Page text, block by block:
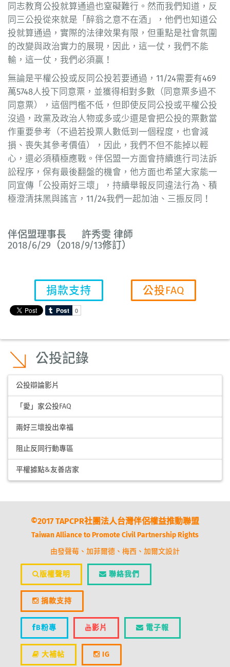
同志教育公投就算通過也窒礙難行。然而我們知道，反
同三公投從來就是「醉翁之意不在酒」，他們也知道公
投就算通過，實際的法律效果有限，但重點是社會氛圍
的改變與政治實力的展現，因此，這一仗，我們不能
輸，這一仗，我們必須贏！
無論是平權公投或反同公投若要通過，11/24需要有469
萬5748人投下同意票，並獲得相對多數（同意票多過不
同意票），這個門檻不低，但即使反同公投或平權公投
沒過，政黨及政治人物或多或少還是會把公投的票數當
作重要參考（不過若投票人數低到一個程度，也會減
損、喪失其參考價值），因此，我們不但不能掉以輕
心，還必須積極應戰。伴侶盟一方面會持續進行司法訴
訟程序，保有最後翻盤的機會，他方面也希望大家能一
同宣傳「公投兩好三壞」，持續舉報反同違法行為、積
極澄清抹黑與謠言，11/24我們一起加油、三振反同！
伴侶盟理事長 許秀雯 律師
2018/6/29（2018/9/13修訂）
捐款支持 公投FAQ
公投記錄
公投辯論影片
「愛」家公投FAQ
兩好三壞投出幸福
阻止反同行動專區
平權據點&友善店家
©2017 TAPCPR社團法人台灣伴侶權益推動聯盟
Taiwan Alliance to Promote Civil Partnership Rights
由發聲莓、加菲爾德、梅西、加爾文設計
版權聲明 聯絡我們
捐款支持
B粉專 影片 電子報
大補帖 IG